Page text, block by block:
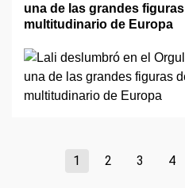
una de las grandes
multitudinario de Europa
1 2 3 4